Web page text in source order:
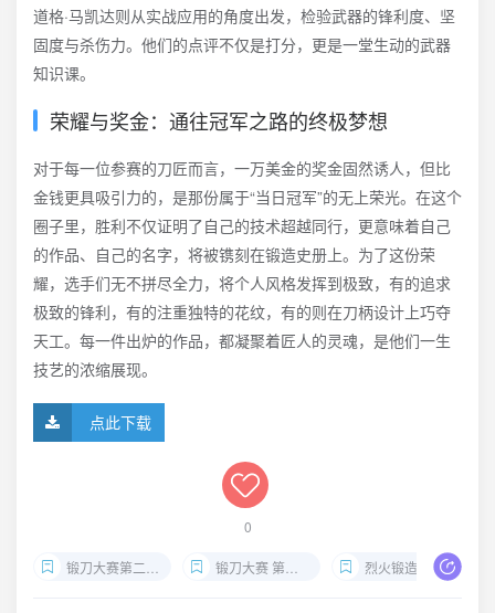
道格·马凯达则从实战应用的角度出发，检验武器的锋利度、坚
固度与杀伤力。他们的点评不仅是打分，更是一堂生动的武器
知识课。
荣耀与奖金：通往冠军之路的终极梦想
对于每一位参赛的刀匠而言，一万美金的奖金固然诱人，但比
金钱更具吸引力的，是那份属于“当日冠军”的无上荣光。在这个
圈子里，胜利不仅证明了自己的技术超越同行，更意味着自己
的作品、自己的名字，将被镌刻在锻造史册上。为了这份荣
耀，选手们无不拼尽全力，将个人风格发挥到极致，有的追求
极致的锋利，有的注重独特的花纹，有的则在刀柄设计上巧夺
天工。每一件出炉的作品，都凝聚着匠人的灵魂，是他们一生
技艺的浓缩展现。
点此下载
0
锻刀大赛第二季下载 锻刀大赛 第二季 观看 烈火锻造 历史 频道